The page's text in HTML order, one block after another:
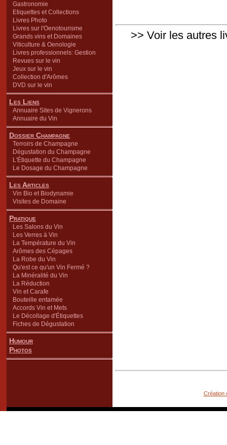
Gastronomie
Etiquettes et Collections
Livres Photo
Livres sur l'Oenotourisme
Grands vins et Domaines
Viticulture & Oenologie
Livres professionnels: Gestion
Revues sur le vin
Jeux sur le vin
Collection d'Arômes
DVD sur le vin
Les Liens
Annuaire Sites de Vignerons
Annuaire du Vin
Dossier Champagne
Terroirs de Champagne
Dégustation du Champagne
L'Étiquette du Champagne
Le Dosage du Champagne
Les Articles
Vin Bio et Biodynamie
Visites de Domaine
Pratique
Les Salons du Vin
Les Verres à Vin
La Température du Vin
Arômes des Cépages
La Robe du Vin
Qu'est ce qu'un Vin Fermé ?
La Minéralité du Vin
La Réduction
Vin et Carafe
Bouteille entamée
Accords Vin et Mets
Le Décollage d'Étiquettes
Fiches de Dégustation
Humour
Photos
>> Voir les autres
Création